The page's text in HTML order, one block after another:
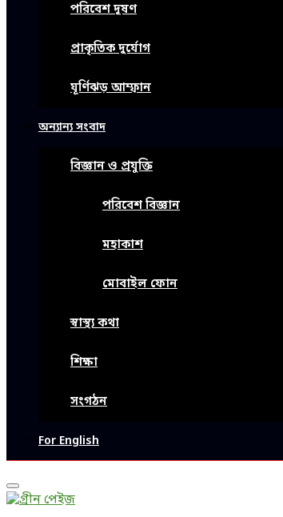
পরিবেশ দূষণ
প্রাকৃতিক দুর্যোগ
ঘূর্ণিঝড় আম্ফান
অন্যান্য সংবাদ
বিজ্ঞান ও প্রযুক্তি
পরিবেশ বিজ্ঞান
মহাকাশ
মোবাইল ফোন
স্বাস্থ্য কথা
শিক্ষা
সংগঠন
For English
Primary
Menu